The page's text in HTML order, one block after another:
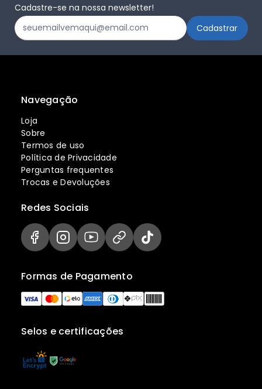
Cadastre-se na nossa newsletter!
Navegação
Loja
Sobre
Termos de uso
Política de Privacidade
Perguntas frequentes
Trocas e Devoluções
Selos e certificações
Formas de Pagamento
Redes Sociais